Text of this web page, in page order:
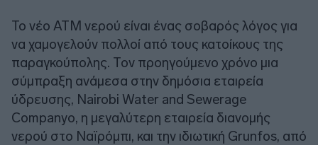
To νέο ATM νερού είναι ένας σοβαρός λόγος για
να χαμογελούν πολλοί από τους κατοίκους της
παραγκούπολης. Τον προηγούμενο χρόνο μια
σύμπραξη ανάμεσα στην δημόσια εταιρεία
ύδρευσης, Nairobi Water and Sewerage
Companyο, η μεγαλύτερη εταιρεία διανομής
νερού στο Ναϊρόμπι, και την ιδιωτική Grunfos, από